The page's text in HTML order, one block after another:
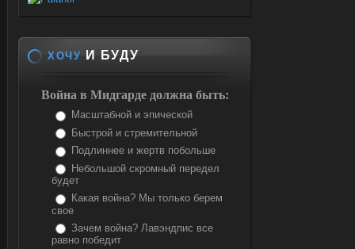
ХОЧУ И БУДУ
Война в Мидгарде должна быть:
Масштабной и эпической
Быстрой и стремительной
Подлиннее и жертв побольше
Небольшой скромный передел
будет
Какая война? Мы только берем
свое
Зачем война? Лавэндпис все
равно победит